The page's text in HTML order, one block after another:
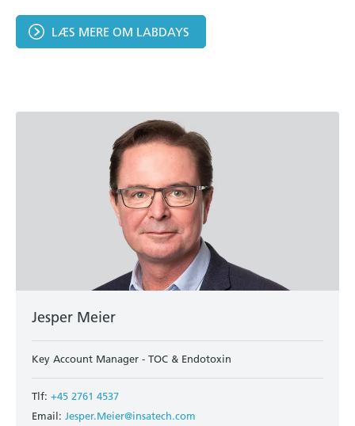
LÆS MERE OM LABDAYS
Jesper Meier
Key Account Manager - TOC & Endotoxin
Tlf: +45 2761 4537
Email: Jesper.Meier@insatech.com